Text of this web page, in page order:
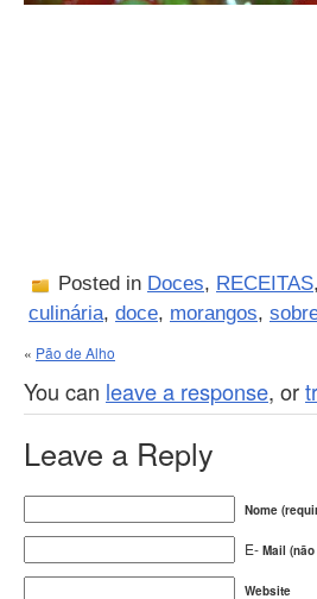
Posted in Doces, RECEITAS,
culinária, doce, morangos,
« Pão de Alho
You can leave a response, or
Leave a Reply
Nome
E- Mail
Website